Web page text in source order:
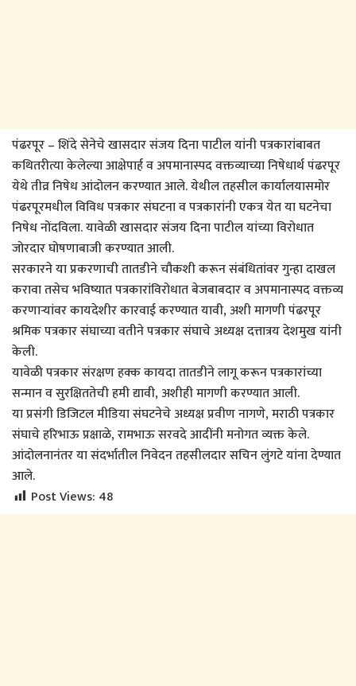
पंढरपूर – शिंदे सेनेचे खासदार संजय दिना पाटील यांनी पत्रकारांबाबत
कथितरीत्या केलेल्या आक्षेपार्ह व अपमानास्पद वक्तव्याच्या निषेधार्थ पंढरपूर
येथे तीव्र निषेध आंदोलन करण्यात आले. येथील तहसील कार्यालयासमोर
पंढरपूरमधील विविध पत्रकार संघटना व पत्रकारांनी एकत्र येत या घटनेचा
निषेध नोंदविला. यावेळी खासदार संजय दिना पाटील यांच्या विरोधात
जोरदार घोषणाबाजी करण्यात आली.
सरकारने या प्रकरणाची तातडीने चौकशी करून संबंधितांवर गुन्हा दाखल
करावा तसेच भविष्यात पत्रकारांविरोधात बेजबाबदार व अपमानास्पद वक्तव्य
करणाऱ्यांवर कायदेशीर कारवाई करण्यात यावी, अशी मागणी पंढरपूर
श्रमिक पत्रकार संघाच्या वतीने पत्रकार संघाचे अध्यक्ष दत्तात्रय देशमुख यांनी
केली.
यावेळी पत्रकार संरक्षण हक्क कायदा तातडीने लागू करून पत्रकारांच्या
सन्मान व सुरक्षिततेची हमी द्यावी, अशीही मागणी करण्यात आली.
या प्रसंगी डिजिटल मीडिया संघटनेचे अध्यक्ष प्रवीण नागणे, मराठी पत्रकार
संघाचे हरिभाऊ प्रक्षाळे, रामभाऊ सरवदे आदींनी मनोगत व्यक्त केले.
आंदोलनानंतर या संदर्भातील निवेदन तहसीलदार सचिन लुंगटे यांना देण्यात
आले.
Post Views: 48